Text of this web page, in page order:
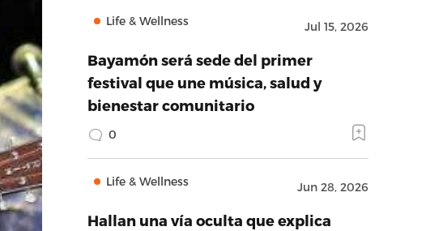
Life & Wellness Jul 15, 2026
Bayamón será sede del primer
festival que une música, salud y
bienestar comunitario
0
Life & Wellness Jun 28, 2026
Hallan una vía oculta que explica